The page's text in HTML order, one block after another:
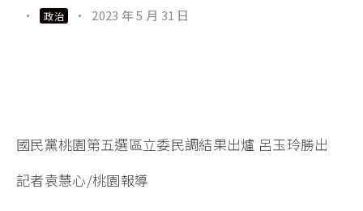
· 政治 · 2023 年 5 月 31 日
國民黨桃園第五選區立委民調結果出爐 呂玉玲勝出
記者袁慧心/桃園報導